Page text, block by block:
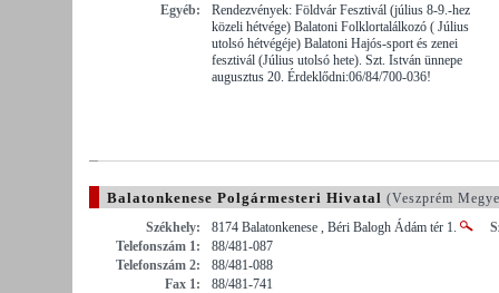
Egyéb:
Rendezvények: Földvár Fesztivál (július 8-9.-hez
közeli hétvége) Balatoni Folklortalálkozó ( Július
utolsó hétvégéje) Balatoni Hajós-sport és zenei
fesztivál (Július utolsó hete). Szt. István ünnepe
augusztus 20. Érdeklődni:06/84/700-036!
Balatonkenese Polgármesteri Hivatal (Veszprém
Székhely:
8174 Balatonkenese , Béri Balogh Ádám tér 1.
Telefonszám 1:
88/481-087
Telefonszám 2:
88/481-088
Fax 1:
88/481-741